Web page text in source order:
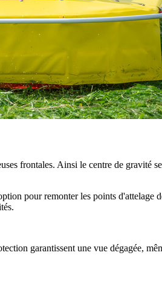
frontales. Ainsi le centre de
pour remonter les points d'attelage
garantissent une vue dégagée,